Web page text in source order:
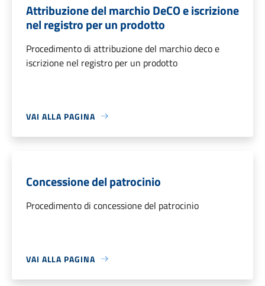
Attribuzione del marchio DeCO e iscrizione
nel registro per un prodotto
Procedimento di attribuzione del marchio deco e
iscrizione nel registro per un prodotto
VAI ALLA PAGINA
Concessione del patrocinio
Procedimento di concessione del patrocinio
VAI ALLA PAGINA